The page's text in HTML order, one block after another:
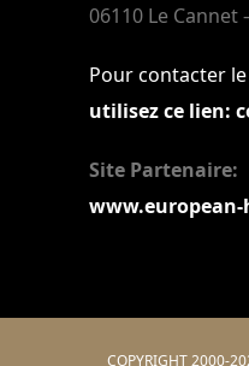
06110 Le Cannet
Pour contacter
utilisez ce lien:
Site Partenaire:
COPYRIGHT 2000-